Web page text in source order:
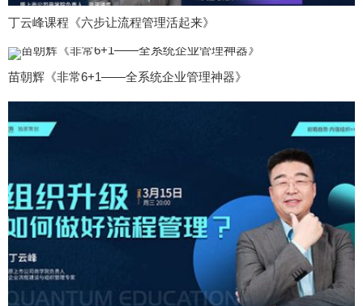
丁云峰课程《六步让流程管理活起来》
苗朝辉《非常6+1——全系统企业管理神器》